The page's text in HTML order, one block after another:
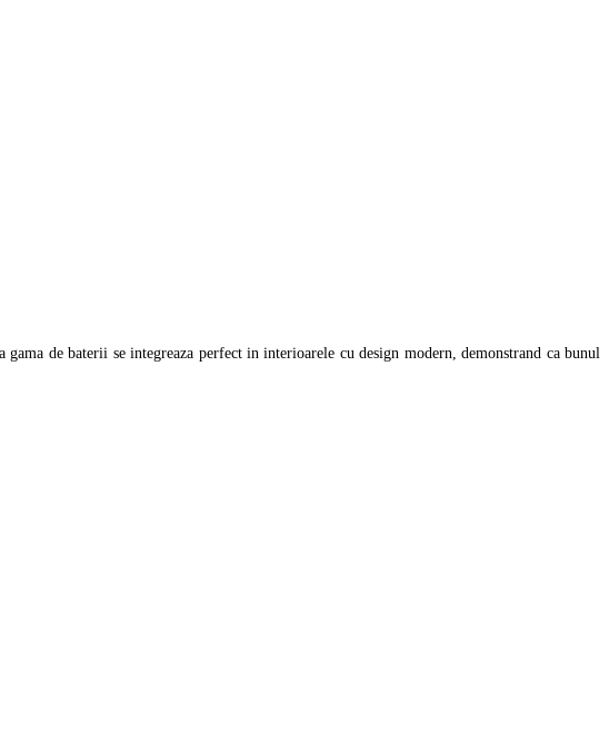
de baterii se integreaza perfect in interioarele cu design modern, demonstrand ca bunul